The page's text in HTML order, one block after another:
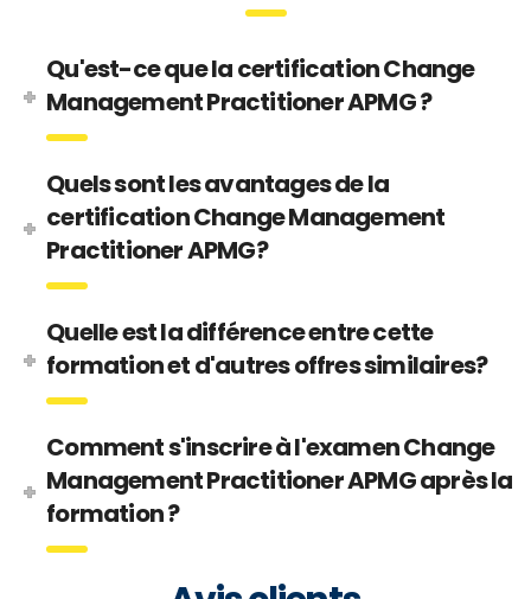
Qu'est-ce que la certification Change
Management Practitioner APMG ?
Quels sont les avantages de la
certification Change Management
Practitioner APMG?
Quelle est la différence entre cette
formation et d'autres offres similaires?
Comment s'inscrire à l'examen Change
Management Practitioner APMG après la
formation ?